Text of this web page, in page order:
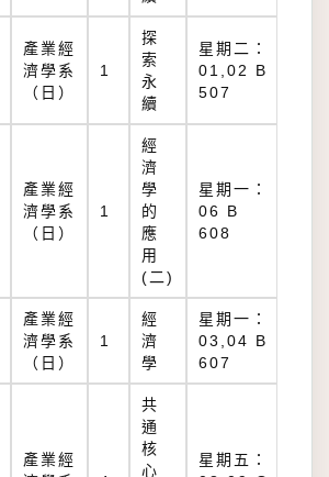
產業經
濟學系
（日）
1
探
索
永
續
星期二：
01,02 B
507
產業經
濟學系
（日）
1
經
濟
學
的
應
用
(二)
星期一：
06 B
608
產業經
濟學系
（日）
1
經
濟
學
星期一：
03,04 B
607
產業經
共
通
核
心
星期五：